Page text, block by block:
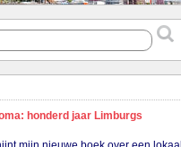
honderd jaar Limburgs